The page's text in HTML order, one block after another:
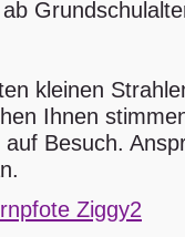
kleinen
Ihnen
Besuch.
Ziggy2